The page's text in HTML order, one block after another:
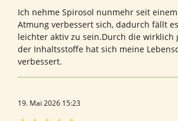
Ich nehme Spirosol nunmehr seit
Atmung verbessert sich, dadurch fällt
leichter aktiv zu sein.Durch die wirklich
der Inhaltsstoffe hat sich meine
verbessert.
19. Mai 2026 15:23